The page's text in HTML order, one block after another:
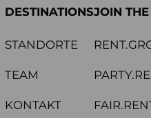
DESTINATIONS
STANDORTE
TEAM
KONTAKT
JOIN